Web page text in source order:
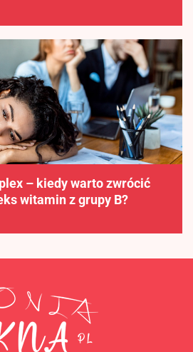
– kiedy warto zwrócić
witamin z grupy B?